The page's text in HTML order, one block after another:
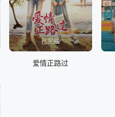
已完结
爱情正路过